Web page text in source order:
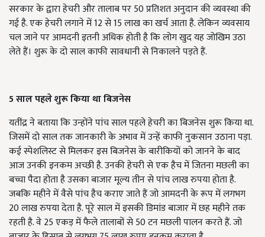
सरकार के द्वारा हेचरी और तालाब पर 50 प्रतिशत अनुदान की व्यवस्था की
गई है. एक हेचरी लगाने में 12 से 15 लाख का खर्च आता है. लेकिन व्यवसाय
चल जाने पर आमदनी इतनी अधिक होती है कि लोग खुद यह जोखिम उठा
लेते हैं। शुरू के दो साल काफी सावधानी से निकालने पड़ते हैं.
5साल पहले शुरू किया था बिजनेस
यतींद्र ने बताया कि उन्होंने पांच साल पहले हेचरी का बिजनेस शुरू किया था.
जिसमें दो साल तक जानकारी के अभाव में उन्हें काफी नुकसान उठाना पड़ा.
कई स्पेशलिस्ट से मिलकर इस बिजनेस के बारीकियों को जानने के बाद
आज उनकी इनकम अच्छी है. उनकी हेचरी से एक हैच में जितना मछली का
बच्चा पैदा होता है उसका बाजार मूल्य तीन से पांच लाख रुपया होता है.
जबकि महीने में वैसे पांच हैच कराए जाते हैं जो आमदनी के रूप में लगभग
20 लाख रुपया देता है. पूरे साल में इसकी डिमांड बाजार में छह महीने तक
रहती है. वे 25 एकड़ में फैले तालाबों से 50 टन मछली पालन करते हैं. जो